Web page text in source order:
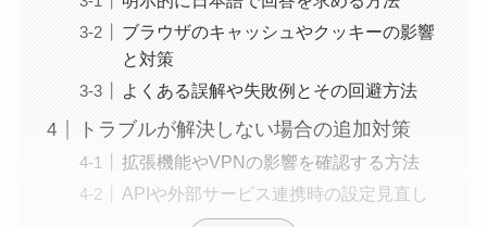
ブラウザのキャッシュやクッキーの影響
と対策
よくある誤解や失敗例とその回避方法
トラブルが解決しない場合の追加対策
拡張機能やVPNの影響を確認する方法
APIや外部サービス連携時の設定見直し